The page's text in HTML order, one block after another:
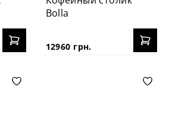
Bolla
12960 грн.